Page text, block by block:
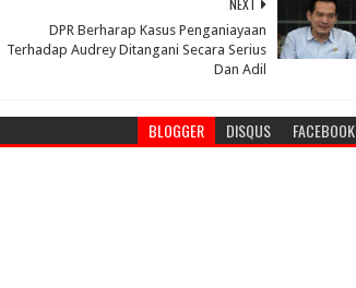
NEXT
DPR Berharap Kasus Penganiayaan
Terhadap Audrey Ditangani Secara Serius
Dan Adil
BLOGGER DISQUS FACEBOOK